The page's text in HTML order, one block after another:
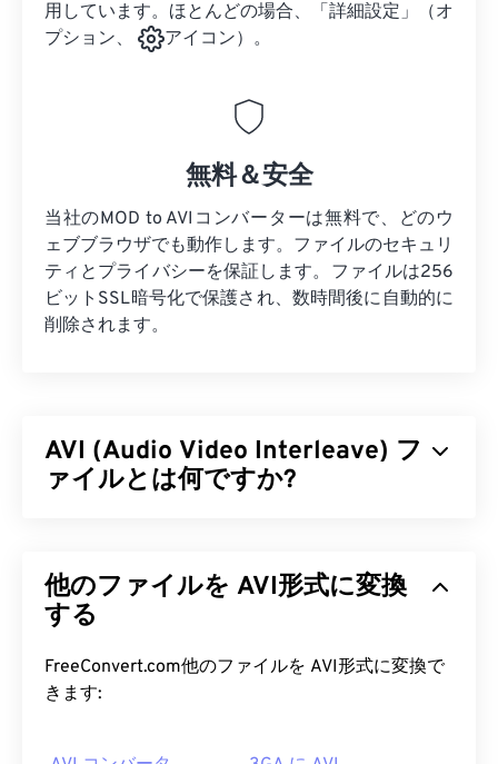
用しています。ほとんどの場合、「詳細設定」（オ
プション、
アイコン）。
無料＆安全
当社のMOD to AVIコンバーターは無料で、どのウ
ェブブラウザでも動作します。ファイルのセキュリ
ティとプライバシーを保証します。ファイルは256
ビットSSL暗号化で保護され、数時間後に自動的に
削除されます。
AVI (Audio Video Interleave) フ
ァイルとは何ですか?
す。AVIは 、リソース交換ファイル形式（RIFF） の
後継です。サードパーティ製プログラムのサポート
メニュー、ストリーミング、添付ファイル、3Dコ
ンテナをサポートできます。
他のファイルを AVI形式に変換
する
FreeConvert.com他のファイルを AVI形式に変換で
きます: